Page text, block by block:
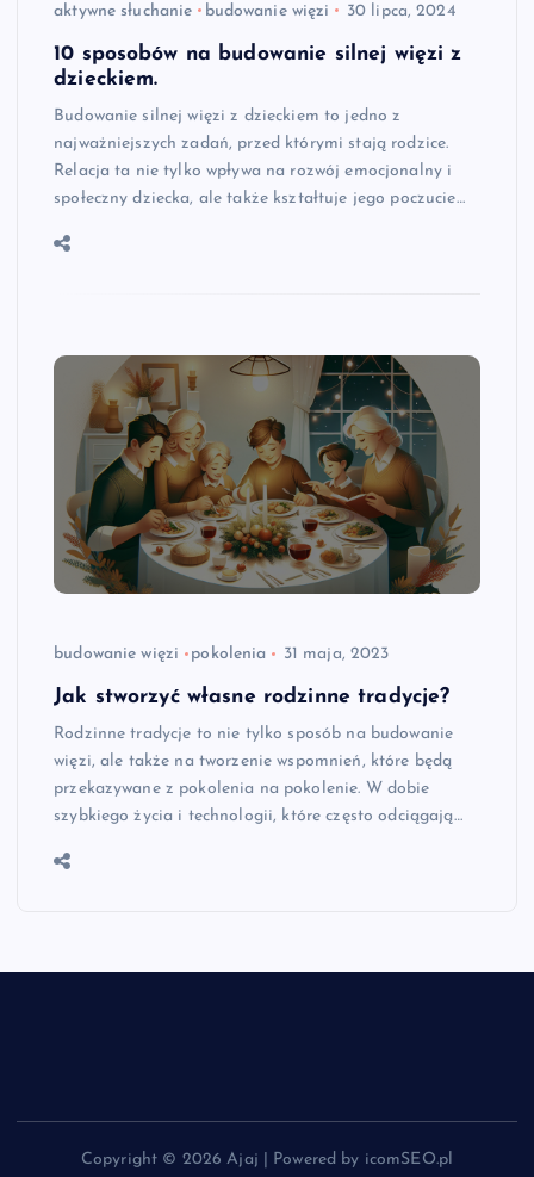
aktywne słuchanie budowanie więzi 30 lipca, 2024
10 sposobów na budowanie silnej więzi z
dzieckiem.
Budowanie silnej więzi z dzieckiem to jedno z
najważniejszych zadań, przed którymi stają rodzice.
Relacja ta nie tylko wpływa na rozwój emocjonalny i
społeczny dziecka, ale także kształtuje jego poczucie…
budowanie więzi pokolenia 31 maja, 2023
Jak stworzyć własne rodzinne tradycje?
Rodzinne tradycje to nie tylko sposób na budowanie
więzi, ale także na tworzenie wspomnień, które będą
przekazywane z pokolenia na pokolenie. W dobie
szybkiego życia i technologii, które często odciągają…
Copyright © 2026 Ajaj | Powered by icomSEO.pl